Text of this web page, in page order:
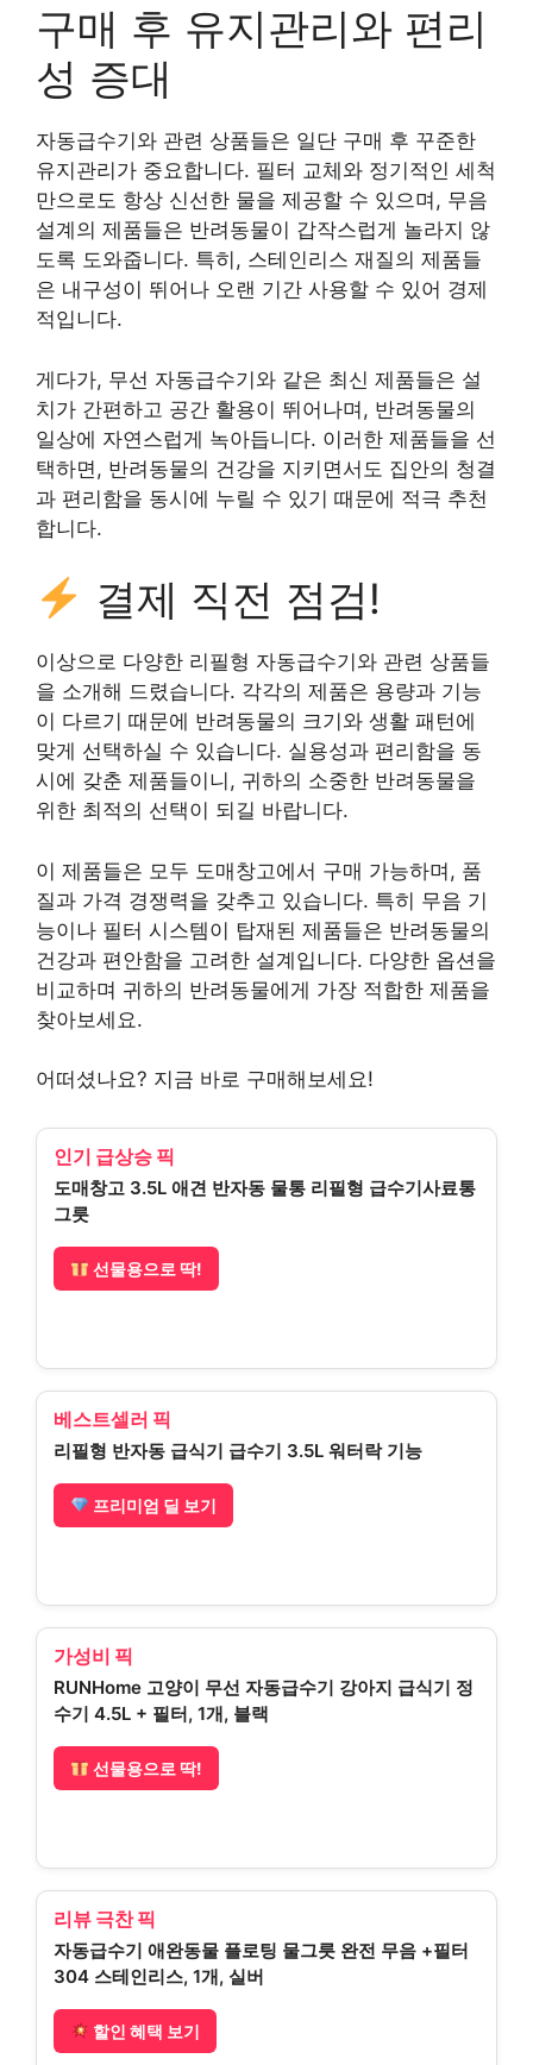
구매 후 유지관리와 편리
성 증대
자동급수기와 관련 상품들은 일단 구매 후 꾸준한
유지관리가 중요합니다. 필터 교체와 정기적인 세척
만으로도 항상 신선한 물을 제공할 수 있으며, 무음
설계의 제품들은 반려동물이 갑작스럽게 놀라지 않
도록 도와줍니다. 특히, 스테인리스 재질의 제품들
은 내구성이 뛰어나 오랜 기간 사용할 수 있어 경제
적입니다.
게다가, 무선 자동급수기와 같은 최신 제품들은 설
치가 간편하고 공간 활용이 뛰어나며, 반려동물의
일상에 자연스럽게 녹아듭니다. 이러한 제품들을 선
택하면, 반려동물의 건강을 지키면서도 집안의 청결
과 편리함을 동시에 누릴 수 있기 때문에 적극 추천
합니다.
결제 직전 점검!
이상으로 다양한 리필형 자동급수기와 관련 상품들
을 소개해 드렸습니다. 각각의 제품은 용량과 기능
이 다르기 때문에 반려동물의 크기와 생활 패턴에
맞게 선택하실 수 있습니다. 실용성과 편리함을 동
시에 갖춘 제품들이니, 귀하의 소중한 반려동물을
위한 최적의 선택이 되길 바랍니다.
이 제품들은 모두 도매창고에서 구매 가능하며, 품
질과 가격 경쟁력을 갖추고 있습니다. 특히 무음 기
능이나 필터 시스템이 탑재된 제품들은 반려동물의
건강과 편안함을 고려한 설계입니다. 다양한 옵션을
비교하며 귀하의 반려동물에게 가장 적합한 제품을
찾아보세요.
어떠셨나요? 지금 바로 구매해보세요!
인기 급상승 픽
도매창고 3.5L 애견 반자동 물통 리필형 급수기사료통
그릇
선물용으로 딱!
베스트셀러 픽
리필형 반자동 급식기 급수기 3.5L 워터락 기능
프리미엄 딜 보기
가성비 픽
RUNHome 고양이 무선 자동급수기 강아지 급식기 정
수기 4.5L + 필터, 1개, 블랙
선물용으로 딱!
리뷰 극찬 픽
자동급수기 애완동물 플로팅 물그릇 완전 무음 +필터
304 스테인리스, 1개, 실버
할인 혜택 보기